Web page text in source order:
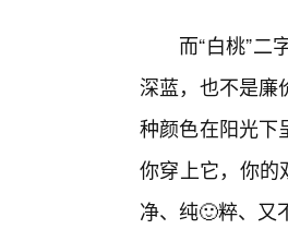
而“白桃”
深蓝，也不是廉
种颜色在阳光下
你穿上它，你的
净、纯🙂粹、又